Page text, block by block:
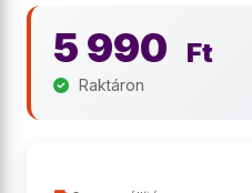
5 990 Ft
Raktáron